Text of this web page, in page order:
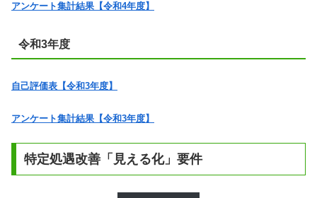
アンケート集計結果【令和4年度】
令和3年度
自己評価表【令和3年度】
アンケート集計結果【令和3年度】
特定処遇改善「見える化」要件